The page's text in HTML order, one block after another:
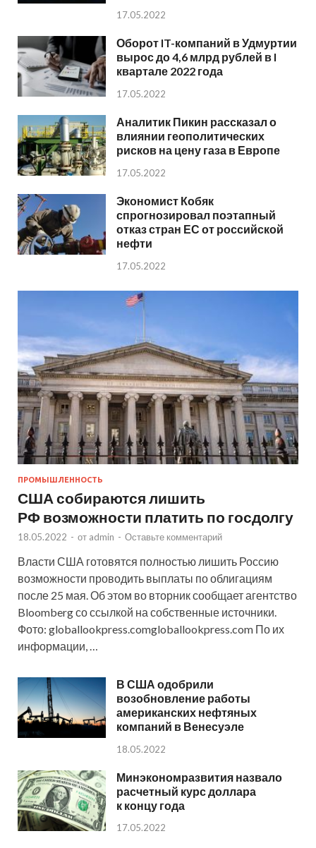
17.05.2022
Оборот IT-компаний в Удмуртии
вырос до 4,6 млрд рублей в I
квартале 2022 года
17.05.2022
Аналитик Пикин рассказал о
влиянии геополитических
рисков на цену газа в Европе
17.05.2022
Экономист Кобяк
спрогнозировал поэтапный
отказ стран ЕС от российской
нефти
17.05.2022
ПРОМЫШЛЕННОСТЬ
США собираются лишить
РФ возможности платить по госдолгу
18.05.2022 - от admin - Оставьте комментарий
Власти США готовятся полностью лишить Россию
возможности проводить выплаты по облигациям
после 25 мая. Об этом во вторник сообщает агентство
Bloomberg со ссылкой на собственные источники.
Фото: globallookpress.comgloballookpress.com По их
информации, …
В США одобрили
возобновление работы
американских нефтяных
компаний в Венесуэле
18.05.2022
Минэкономразвития назвало
расчетный курс доллара
к концу года
17.05.2022